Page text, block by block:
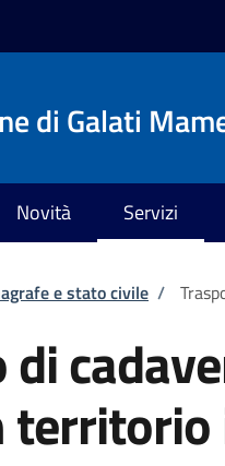
di Galati
Novità Servizi
pane
e stato civile /